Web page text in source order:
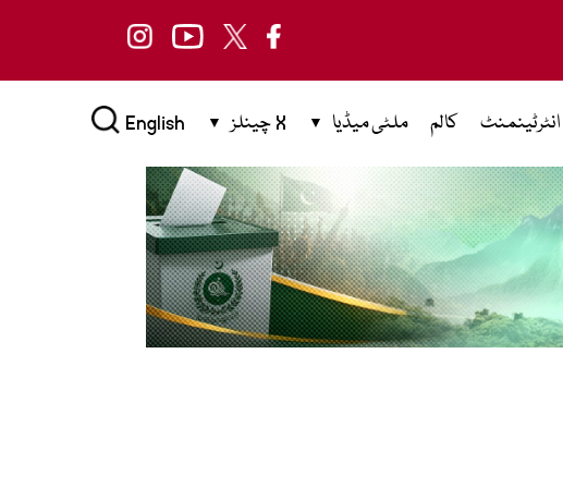
انٹرٹینمنٹ کالم ملٹی میڈیا X چینلز English